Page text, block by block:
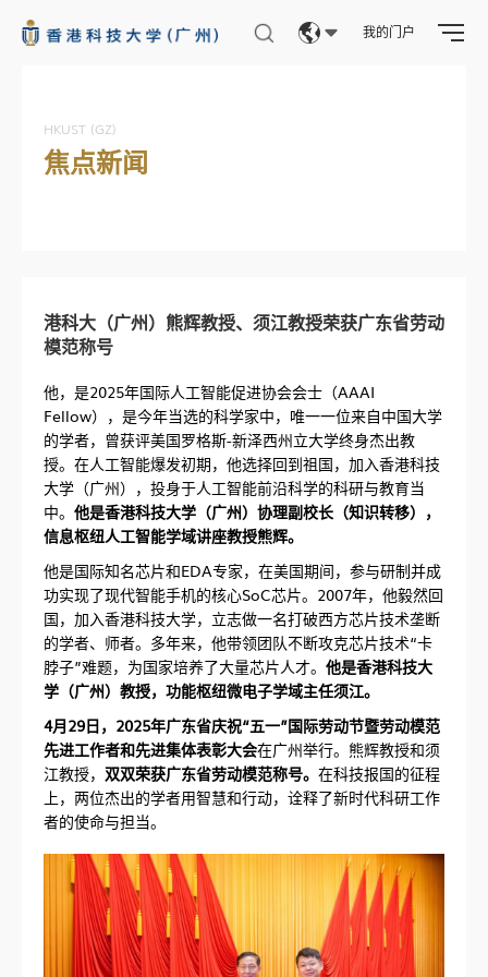
我的门户
HKUST (GZ)
焦点新闻
港科大（广州）熊辉教授、须江教授荣获广东省劳动
模范称号
他，是2025年国际人工智能促进协会会士（AAAI
Fellow），是今年当选的科学家中，唯一一位来自中国大学
的学者，曾获评美国罗格斯-新泽西州立大学终身杰出教
授。在人工智能爆发初期，他选择回到祖国，加入香港科技
大学（广州），投身于人工智能前沿科学的科研与教育当
中。 他是香港科技大学（广州）协理副校长（知识转移），
信息枢纽人工智能学域讲座教授熊辉。
他是国际知名芯片和EDA专家，在美国期间，参与研制并成
功实现了现代智能手机的核心SoC芯片。2007年，他毅然回
国，加入香港科技大学，立志做一名打破西方芯片技术垄断
的学者、师者。多年来，他带领团队不断攻克芯片技术“卡
脖子”难题，为国家培养了大量芯片人才。 他是香港科技大
学（广州）教授，功能枢纽微电子学域主任须江。
4月29日，2025年广东省庆祝“五一”国际劳动节暨劳动模范
先进工作者和先进集体表彰大会在广州举行。熊辉教授和须
江教授， 双双荣获广东省劳动模范称号。 在科技报国的征程
上，两位杰出的学者用智慧和行动，诠释了新时代科研工作
者的使命与担当。